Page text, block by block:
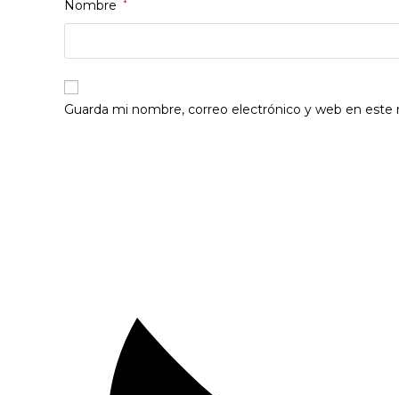
Nombre *
Guarda mi nombre, correo electrónico y web en